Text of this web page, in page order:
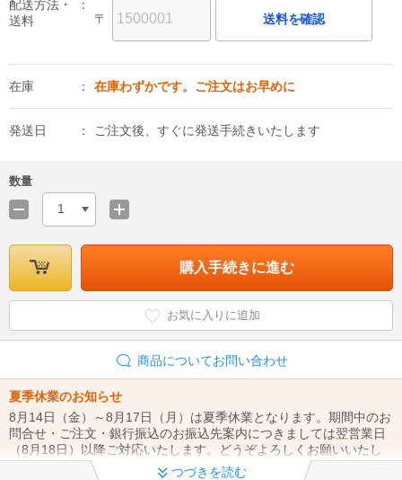
配送方法・
送料
〒 送料を確認
在庫 在庫わずかです。ご注文はお早めに
発送日 ご注文後、すぐに発送手続きいたします
数量
1
購入手続きに進む
お気に入りに追加
商品についてお問い合わせ
夏季休業のお知らせ
8月14日（金）～8月17日（月）は夏季休業となります。期間中のお
問合せ・ご注文・銀行振込のお振込先案内につきましては翌営業日
（8月18日）以降ご対応いたします。どうぞよろしくお願いいたし
ます。
つづきを読む